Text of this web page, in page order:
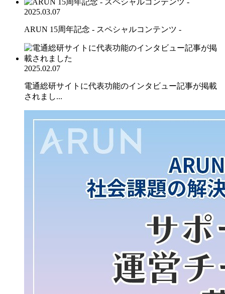
2025.03.07
ARUN 15周年記念 - スペシャルコンテンツ -
2025.02.07
電通総研サイトに代表功能のインタビュー記事が掲載
されまし...